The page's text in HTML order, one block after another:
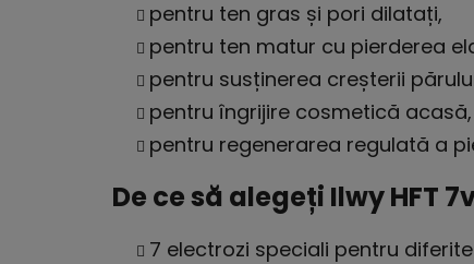
pentru ten gras și pori dilatați,
pentru ten matur cu pierderea
pentru susținerea creșterii
pentru îngrijire cosmetică acasă,
pentru regenerarea regulată a
De ce să alegeți Ilwy HFT
7 electrozi speciali pentru